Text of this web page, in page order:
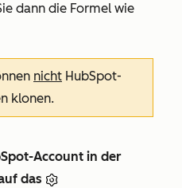
dann die Formel wie
nicht HubSpot-
klonen.
Account in der
das